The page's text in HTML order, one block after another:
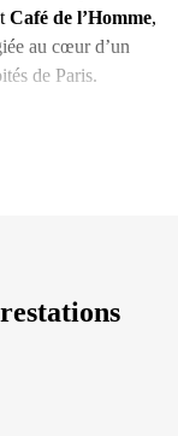
Café de l’Homme,
au cœur d’un
de Paris.